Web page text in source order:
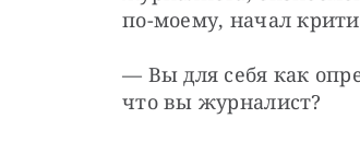
по-моему, начал
— Вы для себя как
что вы журналист?